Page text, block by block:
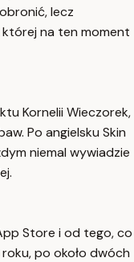
lecz
na ten moment
Kornelii Wieczorek,
Po angielsku Skin
niemal wywiadzie
Store i od tego, co
roku, po około dwóch